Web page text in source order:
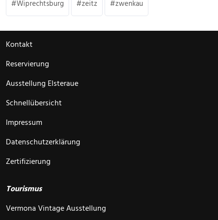
Wiprechtsburg zeitz zwenkau
Kontakt
Reservierung
Ausstellung Elsteraue
Schnellübersicht
Impressum
Datenschutzerklärung
Zertifizierung
Tourismus
Vermona Vintage Ausstellung